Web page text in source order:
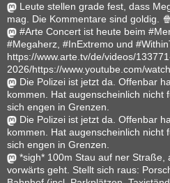
Leute stellen grade fest, dass
mag. Die Kommentare sind goldig. 🍿
#Arte Concert ist heute beim
#Megaherz, #InExtremo und
https://www.arte.tv/de/videos/
2026/https://www.youtube.com/
Die Polizei ist jetzt da. Offenbar
kommen. Hat augenscheinlich nicht
sich engen in Grenzen.
Die Polizei ist jetzt da. Offenbar
kommen. Hat augenscheinlich nicht
sich engen in Grenzen.
*sigh* 100m Stau auf ner Straße,
vorwärts geht. Stellt sich raus: